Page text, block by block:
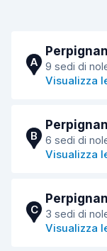
A 9 sedi di
Visualizza
B
6 sedi di
Visualizza
C
3 sedi di
Visualizza